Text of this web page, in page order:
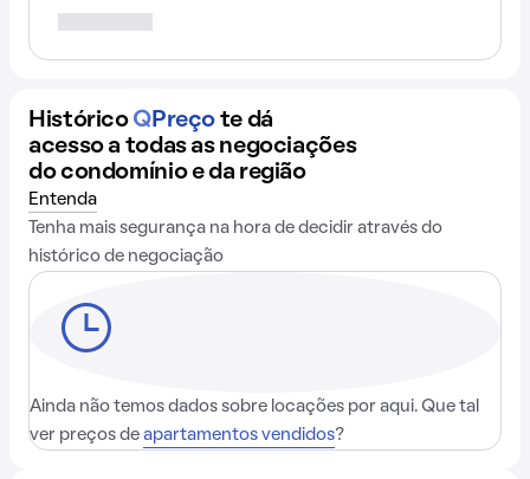
Histórico QPreço te dá
acesso a todas as negociações
do condomínio e da região
Entenda
Tenha mais segurança na hora de decidir através do
histórico de negociação
Ainda não temos dados sobre locações por aqui. Que tal
ver preços de apartamentos vendidos?